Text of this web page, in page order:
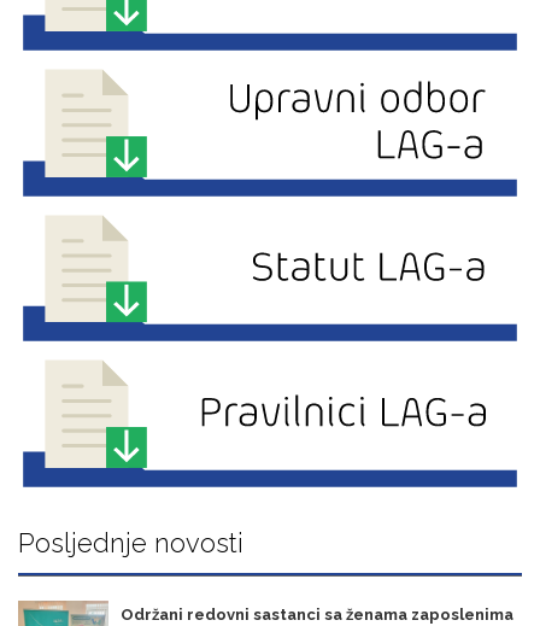
Posljednje novosti
Održani redovni sastanci sa ženama zaposlenima